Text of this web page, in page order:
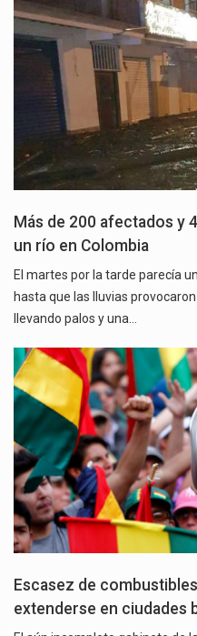
Más de 200 afectados y
un río en Colombia
El martes por la tarde parecía
hasta que las lluvias
llevando palos y una…
Escasez de
extenderse en ciudades